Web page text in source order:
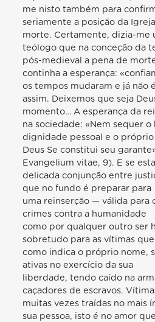
me nisto também para
seriamente a posição da
morte. Certamente, dizia-me
teólogo que na conceção da
pós-medieval a pena de
continha a esperança:
os tempos mudaram e já não é
assim. Deixemos que seja
momento… A esperança da
na sociedade: «Nem sequer
dignidade pessoal e o próprio
Deus Se constitui seu
Evangelium vitae, 9). E se esta
delicada conjunção entre
que no fundo é preparar para
uma reinserção — válida para
crimes contra a humanidade
como por qualquer outro ser
sobretudo para as vítimas
como indica o próprio nome,
ativas no exercício da sua
liberdade, tendo caído na
caçadores de escravos.
muitas vezes traídas no mais
sua pessoa, isto é no amor que